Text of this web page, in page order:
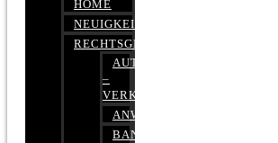
HOME
NEUIGKEITEN
RECHTSGEBIETE
AUTOBETRUG
–
VERKEHRSRECHT
ANWALTSHAFTUNGSRECHT
BANK-